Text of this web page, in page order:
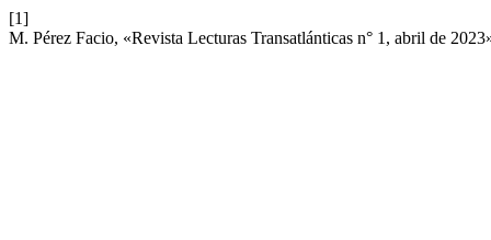
[1]
M. Pérez Facio, «Revista Lecturas Transatlánticas n° 1, abril de